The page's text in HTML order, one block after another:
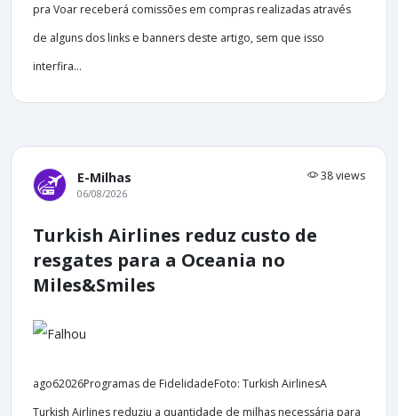
pra Voar receberá comissões em compras realizadas através
de alguns dos links e banners deste artigo, sem que isso
interfira...
E-Milhas 38 views
06/08/2026
Turkish Airlines reduz custo de
resgates para a Oceania no
Miles&Smiles
ago62026Programas de FidelidadeFoto: Turkish AirlinesA
Turkish Airlines reduziu a quantidade de milhas necessária para